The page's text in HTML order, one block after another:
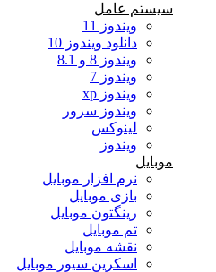
سیستم عامل
ویندوز 11
دانلود ویندوز 10
ویندوز 8 و 8.1
ویندوز 7
ویندوز xp
ویندوز سرور
لینوکس
ویندوز
موبایل
نرم افزار موبایل
بازی موبایل
رینگتون موبایل
تم موبایل
نقشه موبایل
اسکرین سیور موبایل